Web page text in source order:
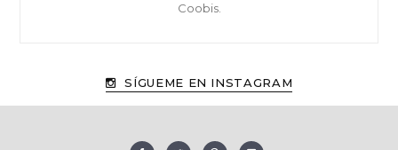
Coobis.
SÍGUEME EN INSTAGRAM